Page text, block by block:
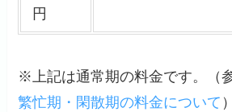
円
※上記は通常期の料金です。（
繁忙期・閑散期の料金について ）